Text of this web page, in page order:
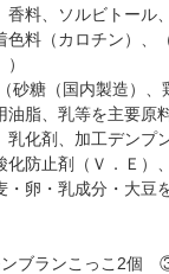
香料、ソルビトール
色料（カロチン）、
砂糖（国内製造）、
油脂、乳等を主要原
乳化剤、加工デンプ
化防止剤（Ｖ．Ｅ）
卵・乳成分・大豆
ランこっこ2個 ③